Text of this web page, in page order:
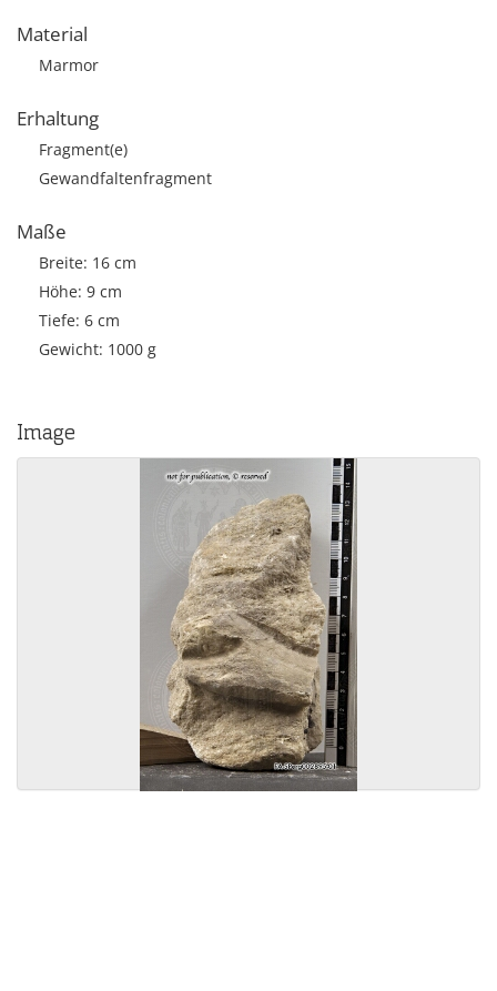
Material
Marmor
Erhaltung
Fragment(e)
Gewandfaltenfragment
Maße
Breite: 16 cm
Höhe: 9 cm
Tiefe: 6 cm
Gewicht: 1000 g
Image